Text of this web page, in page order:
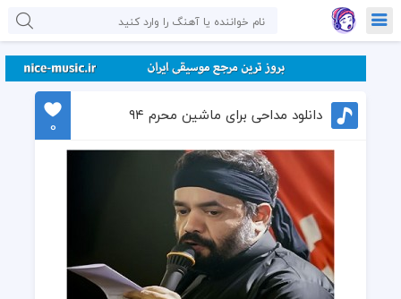
دانلود مداحی برای ماشین محرم ۹۴
0